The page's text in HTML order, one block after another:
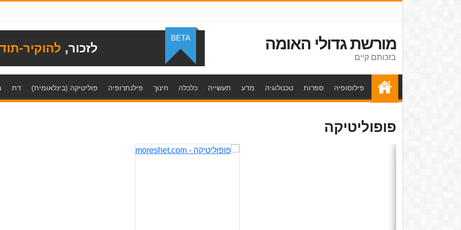
מורשת גדולי האומה
בזכותם קיים
לזכור, להוקיר-
BETA
פילוסופיה ספרות טכנולוגיה מדע תעשייה כלכלה חינוך פילנתרופיה פוליטיקה (בינלאומית) דת
פופוליטיקה